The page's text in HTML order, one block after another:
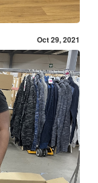
Oct 29, 2021